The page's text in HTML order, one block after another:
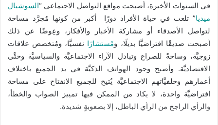
في السنوات الأخيرة، أصبحت مواقع التواصل الاجتماعي “السوشيال
ميديا” تلعب في حياة الأفراد دورًا أكبر من كونها مُجرَّد مساحة
لتواصل الأصدقاء أو مشاركة الأخبار والأفكار، وعِوضًا عن ذلك
أصبحت صديقًا افتراضيًّا بديلًا، ومُستشارًا نفسيًّا، ومُتخصص علاقات
زوجيَّة، وساحةً للصراع وتبادل الآراء الاجتماعيَّة والسياسيَّة وحتَّى
الاقتصاديَّة. وأصبح وجود الهواتف الذكيَّة في يد الجميع باختلاف
أعمارهم وخلفيَّاتهم الاجتماعيَّة يُتيح للجميع الانفتاح على مساحة
افتراضيَّة واحدة، لا يكاد من الممكن فيها تمييز الصواب والخطأ،
والرأي الراجح من الرأي الباطل، إلا بصعوبةٍ شديدة.